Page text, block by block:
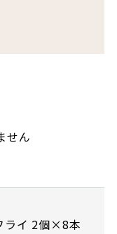
せん
ライ 2個×8本